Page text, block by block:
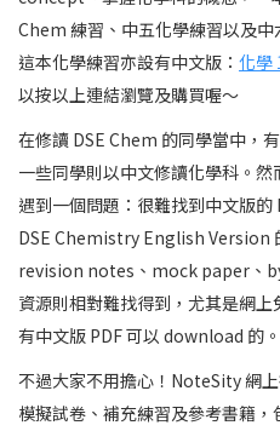
Chem 練習、中五化學練習以及
這本化學練習亦設有中文版： 化學
以按以上連結瀏覽及購買喔～
在修讀 DSE Chem 的同學當中，
一些同學則以中文修讀化學科。
遇到一個問題：很難找到中文版
DSE Chemistry English Version
revision notes、mock paper、
資源則相對難找得到，尤其是網
有中文版 PDF 可以 download 的。
不過大家不用擔心！NoteSity 網
模擬試卷、補充練習及參考書籍